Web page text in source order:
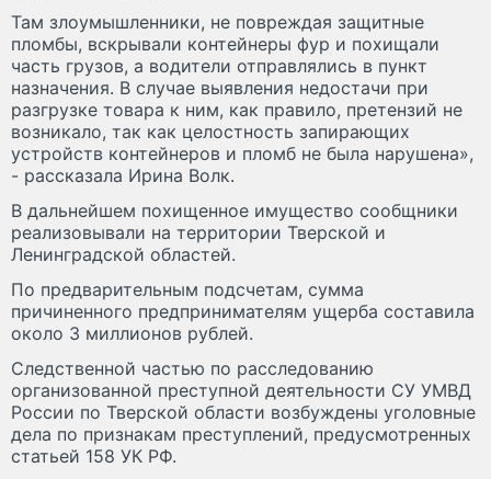
Там злоумышленники, не повреждая защитные
пломбы, вскрывали контейнеры фур и похищали
часть грузов, а водители отправлялись в пункт
назначения. В случае выявления недостачи при
разгрузке товара к ним, как правило, претензий не
возникало, так как целостность запирающих
устройств контейнеров и пломб не была нарушена»,
- рассказала Ирина Волк.
В дальнейшем похищенное имущество сообщники
реализовывали на территории Тверской и
Ленинградской областей.
По предварительным подсчетам, сумма
причиненного предпринимателям ущерба составила
около 3 миллионов рублей.
Следственной частью по расследованию
организованной преступной деятельности СУ УМВД
России по Тверской области возбуждены уголовные
дела по признакам преступлений, предусмотренных
статьей 158 УК РФ.